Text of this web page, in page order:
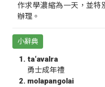
作求學濃縮為一天，並特
辦理。
小辭典
ta‘avalra
勇士成年禮
molapangolai